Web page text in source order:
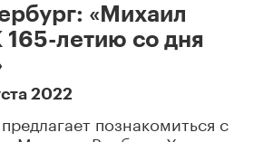
«Михаил
165-летию со дня
2022
предлагает познакомиться с